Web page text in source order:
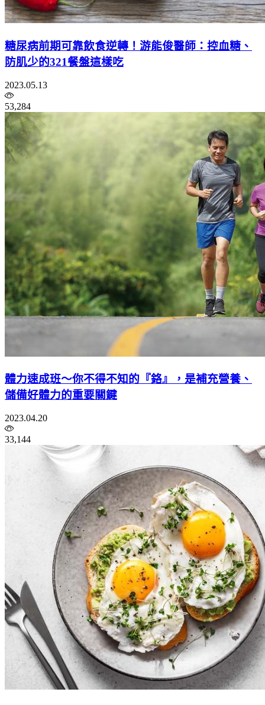
糖尿病前期可靠飲食逆轉！游能俊醫師：控血糖、
防肌少的321餐盤這樣吃
2023.05.13
53,284
體力速成班～你不得不知的『鉻』，是補充營養、
儲備好體力的重要關鍵
2023.04.20
33,144